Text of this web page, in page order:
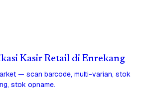
Kasir Retail di Enrekang
— scan barcode, multi-varian, stok
stok opname.